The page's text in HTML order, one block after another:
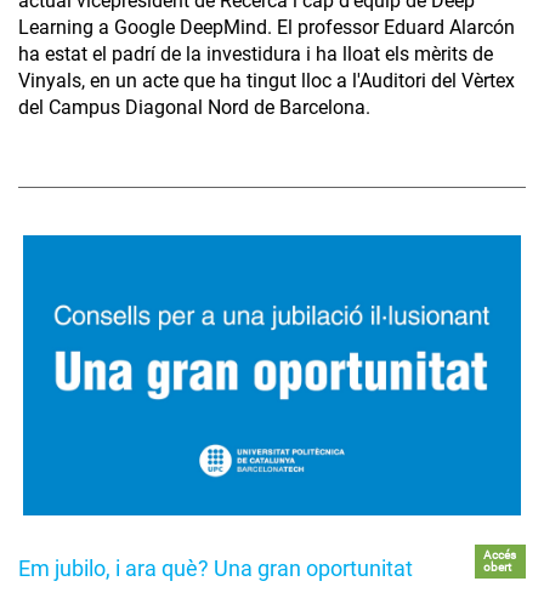
Learning a Google DeepMind. El professor Eduard Alarcón
ha estat el padrí de la investidura i ha lloat els mèrits de
Vinyals, en un acte que ha tingut lloc a l'Auditori del Vèrtex
del Campus Diagonal Nord de Barcelona.
Em jubilo, i ara què? Una gran oportunitat
Accés
obert